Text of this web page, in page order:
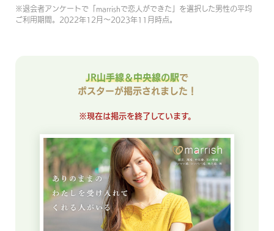
※退会者アンケートで「marrishで恋人ができた」を選択した男性の平均
ご利用期間。2022年12月〜2023年11月時点。
JR山手線＆中央線の駅で
ポスターが掲示されました！
※現在は掲示を終了しています。